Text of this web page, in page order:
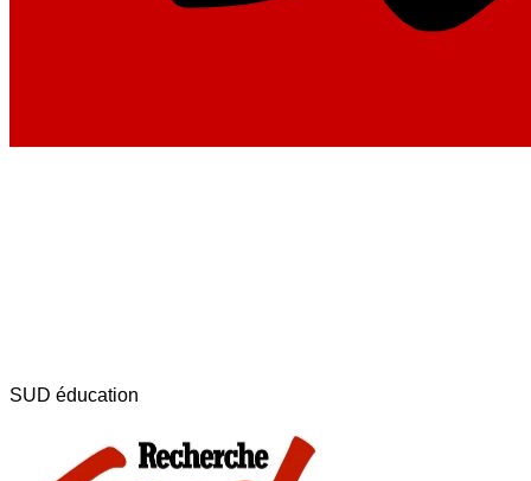
SUD éducation